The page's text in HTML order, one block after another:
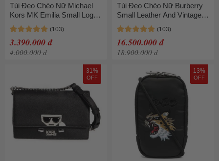
Túi Đeo Chéo Nữ Michael
Kors MK Emilia Small Logo
Satchel 35H0GU5S1B Màu
Đen
3.390.000 đ
4.000.000 đ
Túi Đeo Chéo Nữ Burberry
Small Leather And Vintage
Check Crossbody Bag
Black 8023226 Màu Đen
16.500.000 đ
18.900.000 đ
31%
OFF
13%
OFF